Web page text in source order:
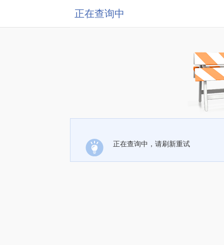
正在查询中
正在查询中，请刷新重试